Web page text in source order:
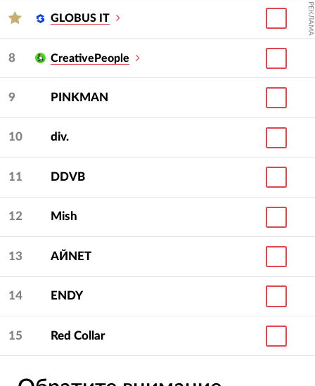
GLOBUS IT РЕКЛАМА
8 CreativePeople
9 PINKMAN
10 div.
11 DDVB
12 Mish
13 АЙNET
14 ENDY
15 Red Collar